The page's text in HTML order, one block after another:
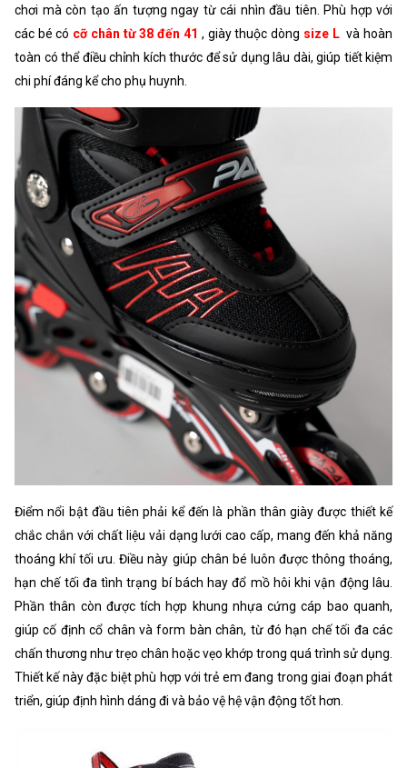
chơi mà còn tạo ấn tượng ngay từ cái nhìn đầu tiên. Phù hợp với
các bé có cỡ chân từ 38 đến 41 , giày thuộc dòng size L và hoàn
toàn có thể điều chỉnh kích thước để sử dụng lâu dài, giúp tiết kiệm
chi phí đáng kể cho phụ huynh.
Điểm nổi bật đầu tiên phải kể đến là phần thân giày được thiết kế
chắc chắn với chất liệu vải dạng lưới cao cấp, mang đến khả năng
thoáng khí tối ưu. Điều này giúp chân bé luôn được thông thoáng,
hạn chế tối đa tình trạng bí bách hay đổ mồ hôi khi vận động lâu.
Phần thân còn được tích hợp khung nhựa cứng cáp bao quanh,
giúp cố định cổ chân và form bàn chân, từ đó hạn chế tối đa các
chấn thương như trẹo chân hoặc vẹo khớp trong quá trình sử dụng.
Thiết kế này đặc biệt phù hợp với trẻ em đang trong giai đoạn phát
triển, giúp định hình dáng đi và bảo vệ hệ vận động tốt hơn.